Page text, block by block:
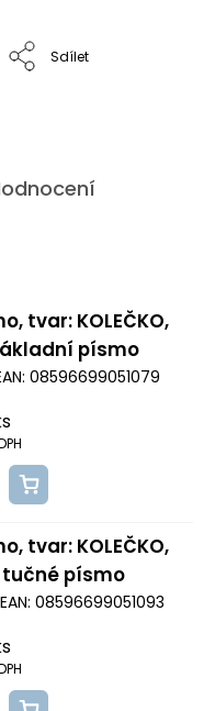
Sdílet
tvar: KOLEČKO,
písmo
08596699051079
tvar: KOLEČKO,
písmo
EAN: 08596699051093